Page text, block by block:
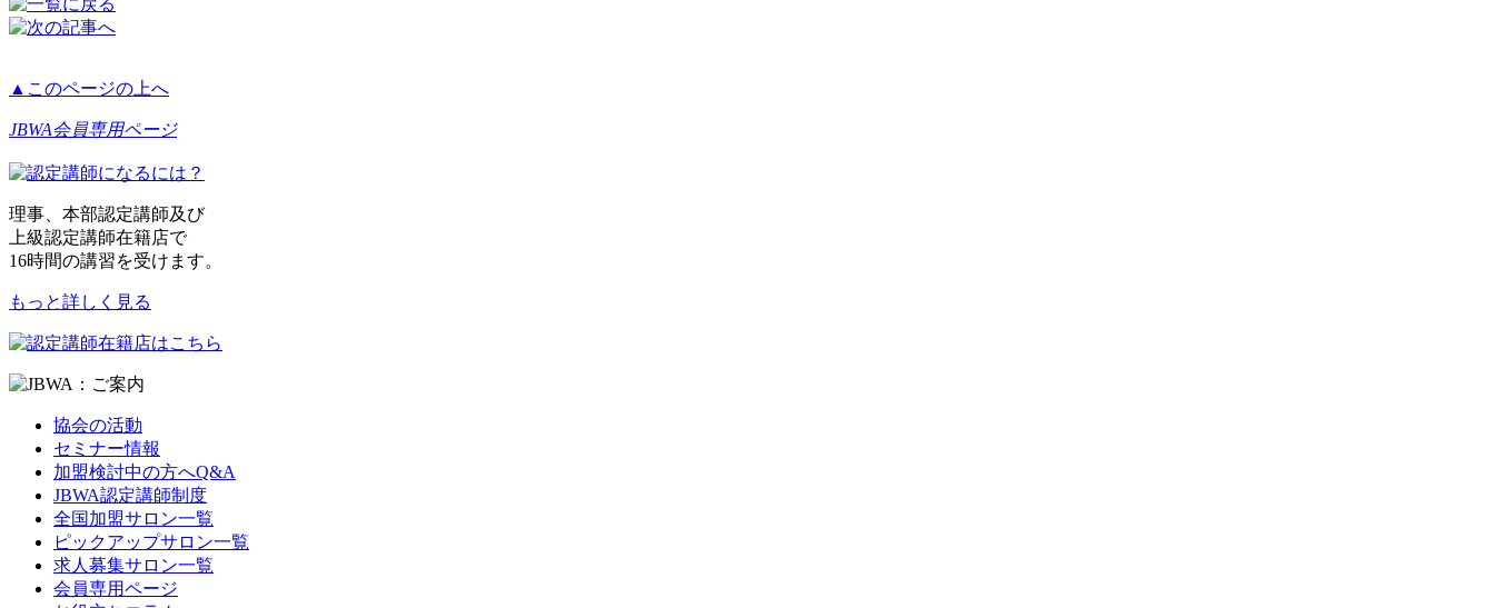
▲このページの上へ
JBWA会員専用ページ
理事、本部認定講師及び
上級認定講師在籍店で
16時間の講習を受けます。
もっと詳しく見る
協会の活動
セミナー情報
加盟検討中の方へQ&A
JBWA認定講師制度
全国加盟サロン一覧
ピックアップサロン一覧
求人募集サロン一覧
会員専用ページ